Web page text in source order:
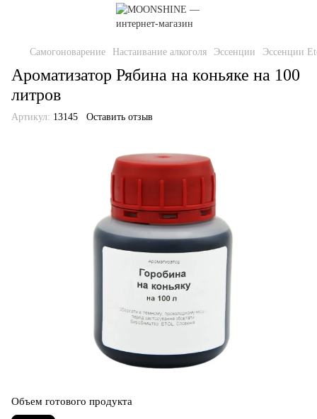
Самогоноварение Настаивание алкоголя Эссенции Эссенции
Ароматизатор Рябина на коньяке на 100
литров
Артикул: 13145 Оставить отзыв
Объем готового продукта